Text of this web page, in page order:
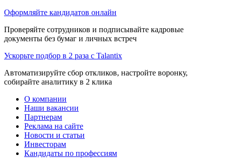
Оформляйте кандидатов онлайн
Проверяйте сотрудников и подписывайте кадровые
документы без бумаг и личных встреч
Ускорьте подбор в 2 раза с Talantix
Автоматизируйте сбор откликов, настройте воронку,
собирайте аналитику в 2 клика
О компании
Наши вакансии
Партнерам
Реклама на сайте
Новости и статьи
Инвесторам
Кандидаты по профессиям